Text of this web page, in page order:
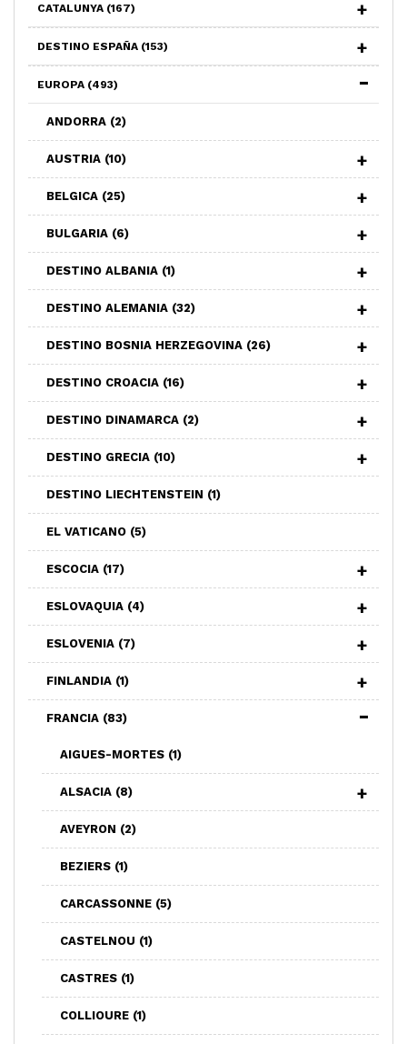
CATALUNYA (167)
DESTINO ESPAÑA (153)
EUROPA (493)
ANDORRA (2)
AUSTRIA (10)
BELGICA (25)
BULGARIA (6)
DESTINO ALBANIA (1)
DESTINO ALEMANIA (32)
DESTINO BOSNIA HERZEGOVINA (26)
DESTINO CROACIA (16)
DESTINO DINAMARCA (2)
DESTINO GRECIA (10)
DESTINO LIECHTENSTEIN (1)
EL VATICANO (5)
ESCOCIA (17)
ESLOVAQUIA (4)
ESLOVENIA (7)
FINLANDIA (1)
FRANCIA (83)
AIGUES-MORTES (1)
ALSACIA (8)
AVEYRON (2)
BEZIERS (1)
CARCASSONNE (5)
CASTELNOU (1)
CASTRES (1)
COLLIOURE (1)